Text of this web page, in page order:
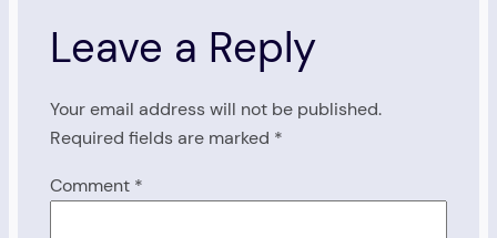
Leave a Reply
Your email address will not be published.
Required fields are marked *
Comment *